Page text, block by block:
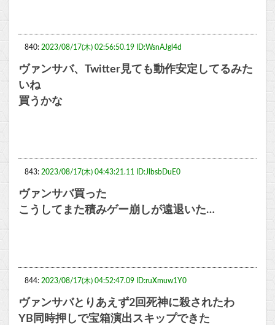
840: 2023/08/17(木) 02:56:50.19 ID:WsnAJgl4d
ヴァンサバ、Twitter見ても動作安定してるみた
いね
買うかな
843: 2023/08/17(木) 04:43:21.11 ID:JlbsbDuE0
ヴァンサバ買った
こうしてまた積みゲー崩しが遠退いた…
844: 2023/08/17(木) 04:52:47.09 ID:ruXmuw1Y0
ヴァンサバとりあえず2回死神に殺されたわ
YB同時押しで宝箱演出スキップできた